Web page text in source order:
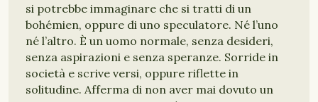
si potrebbe immaginare che si tratti di un
bohémien, oppure di uno speculatore. Né l’uno
né l’altro. È un uomo normale, senza desideri,
senza aspirazioni e senza speranze. Sorride in
società e scrive versi, oppure riflette in
solitudine. Afferma di non aver mai dovuto un